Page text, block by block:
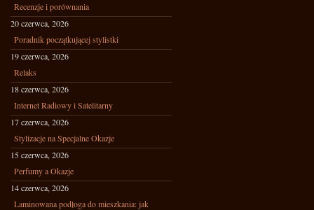
Recenzje i porównania
20 czerwca, 2026
Poradnik początkującej stylistki
19 czerwca, 2026
Relaks
18 czerwca, 2026
Internet Radiowy i Satelitarny
17 czerwca, 2026
Stylizacje na Specjalne Okazje
15 czerwca, 2026
Perfumy a Okazje
14 czerwca, 2026
Laminowana podłoga do mieszkania: jak